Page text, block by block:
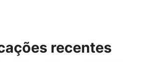
recentes